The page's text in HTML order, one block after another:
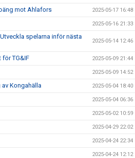
mot Ahlafors 2025-05-17 16:48
2025-05-16 21:33
spelarna inför nästa
2025-05-14 12:46
TG&IF 2025-05-09 21:44
2025-05-09 14:52
Kongahälla 2025-05-04 18:40
2025-05-04 06:36
2025-05-02 10:59
2025-04-29 22:02
2025-04-24 22:34
2025-04-24 12:12